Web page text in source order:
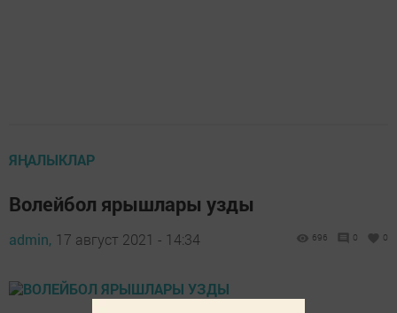
ЯҢАЛЫКЛАР
Волейбол ярышлары узды
admin, 17 август 2021 - 14:34 696 0 0